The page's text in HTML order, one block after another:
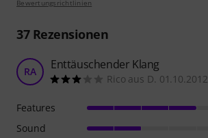
Bewertungsrichtlinien
37Rezensionen
RA Enttäuschender Klang
Rico aus D. 01.10.2012
Features
Sound